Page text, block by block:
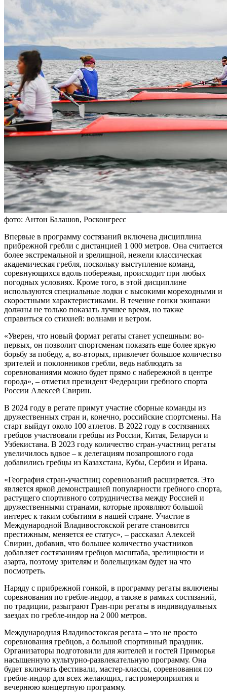
фото: Антон Балашов, Росконгресс
Впервые в программу состязаний включена дисциплина
прибрежной гребли с дистанцией 1 000 метров. Она считается
более экстремальной и зрелищной, нежели классическая
академическая гребля, поскольку выступление команд,
соревнующихся вдоль побережья, происходит при любых
погодных условиях. Кроме того, в этой дисциплине
используются специальные лодки с высокими мореходными и
скоростными характеристиками. В течение гонки экипажи
должны не только показать лучшее время, но также
справиться со стихией: волнами и ветром.
«Уверен, что новый формат регаты станет успешным: во-
первых, он позволит спортсменам показать еще более яркую
борьбу за победу, а, во-вторых, привлечет большое количество
зрителей и поклонников гребли, ведь наблюдать за
соревнованиями можно будет прямо с набережной в центре
города», – отметил президент Федерации гребного спорта
России Алексей Свирин.
В 2024 году в регате примут участие сборные команды из
дружественных стран и, конечно, российские спортсмены. На
старт выйдут около 100 атлетов. В 2022 году в состязаниях
гребцов участвовали гребцы из России, Китая, Беларуси и
Узбекистана. В 2023 году количество стран-участниц регаты
увеличилось вдвое – к делегациям позапрошлого года
добавились гребцы из Казахстана, Кубы, Сербии и Ирана.
«География стран-участниц соревнований расширяется. Это
является яркой демонстрацией популярности гребного спорта,
растущего спортивного сотрудничества между Россией и
дружественными странами, которые проявляют большой
интерес к таким событиям в нашей стране. Участие в
Международной Владивостокской регате становится
престижным, меняется ее статус», – рассказал Алексей
Свирин, добавив, что большее количество участников
добавляет состязаниям гребцов масштаба, зрелищности и
азарта, поэтому зрителям и болельщикам будет на что
посмотреть.
Наряду с прибрежной гонкой, в программу регаты включены
соревнования по гребле-индор, а также в рамках состязаний,
по традиции, разыграют Гран-при регаты в индивидуальных
заездах по гребле-индор на 2 000 метров.
Международная Владивостоксая регата – это не просто
соревнования гребцов, а большой спортивный праздник.
Организаторы подготовили для жителей и гостей Приморья
насыщенную культурно-развлекательную программу. Она
будет включать фестивали, мастер-классы, соревнования по
гребле-индор для всех желающих, гастромероприятия и
вечернюю концертную программу.